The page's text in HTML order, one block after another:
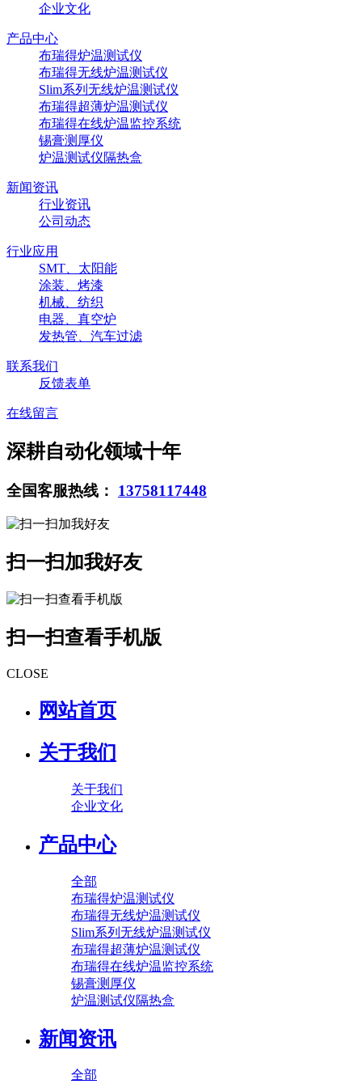
企业文化
产品中心
布瑞得炉温测试仪
布瑞得无线炉温测试仪
Slim系列无线炉温测试仪
布瑞得超薄炉温测试仪
布瑞得在线炉温监控系统
锡膏测厚仪
炉温测试仪隔热盒
新闻资讯
行业资讯
公司动态
行业应用
SMT、太阳能
涂装、烤漆
机械、纺织
电器、真空炉
发热管、汽车过滤
联系我们
反馈表单
在线留言
深耕自动化领域十年
全国客服热线： 13758117448
扫一扫加我好友
扫一扫查看手机版
CLOSE
网站首页
关于我们
关于我们
企业文化
产品中心
全部
布瑞得炉温测试仪
布瑞得无线炉温测试仪
Slim系列无线炉温测试仪
布瑞得超薄炉温测试仪
布瑞得在线炉温监控系统
锡膏测厚仪
炉温测试仪隔热盒
新闻资讯
全部